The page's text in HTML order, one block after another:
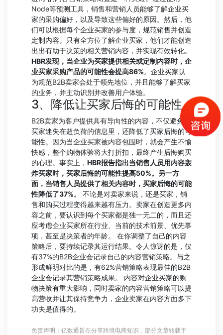
Node等预测工具，销售和营销人员能够了解企业买
家的采购偏好，以及导致这些偏好的原因。然后，他
们可以根据每个企业买家的参与度，规范销售并创造
定制内容。只有全方位了解企业买家，他们才能创造
出出有助于决策的相关营销内容，并实现有效转化。
HBR发现，当企业为买家提供相关或定制内容时，企
业买家采购产品的可能性会提高86%。企业买家认
为规范B2B卖家会处于领先地位，并且能够了解买家
的业务，并主动识别并改善用户体验。
3、降低让买家后悔的可能性
B2B卖家为客户提供具有导向性的内容，不仅避免了
买家迷失在超负荷的信息里，还降低了买家后悔的可
能性。因为当企业买家被内容包围时，就会产生不愉
快感，整个购物体验将大打折扣，最终产生后悔购买
的心理。事实上， HBR报告指出当销售人员用内容轰
炸买家时，买家后悔的可能性提高50%。另一方
面，当销售人员提供了相关内容时，买家后悔的可能
性降低了37%。
不论是对卖家来说，还是买家，销
售和购买过程变得越来越有压力。卖家在创造更多内
容之前，要认识到每个买家都是独一无二的，而且还
应考虑企业买家所在行业、当前的技术前景、优先事
项，甚至是决策者的年龄。 在你调整了自己的内容
策略后，要持续记录其运行结果。令人惊讶的是，仅
有37%的B2B企业会记录自己的内容营销策略。与之
形成鲜明对比的是，有62%营销策略表现最佳的B2B
企业会记录其营销策略成果。 内容对企业买家的购
物决策有重大影响，同时卖家的内容营销策略可以提
高营收并让其保持竞争力，企业卖家在内容方面多下
功夫是值得的。
免责声明：亿数通旨在分享跨境电商知识，部分文章转载于